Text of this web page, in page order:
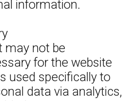
information.
may not be
for the website
used specifically to
data via analytics,